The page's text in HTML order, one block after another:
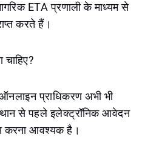
ETA प्रणाली के माध्यम से
करते हैं।
चाहिए?
प्राधिकरण अभी भी
से पहले इलेक्ट्रॉनिक आवेदन
करना आवश्यक है।